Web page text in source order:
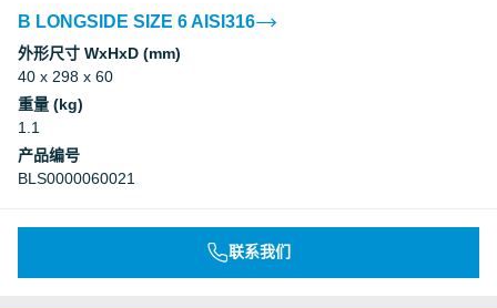
B LONGSIDE SIZE 6 AISI316
外形尺寸 WxHxD (mm)
40 x 298 x 60
重量 (kg)
1.1
产品编号
BLS0000060021
联系我们